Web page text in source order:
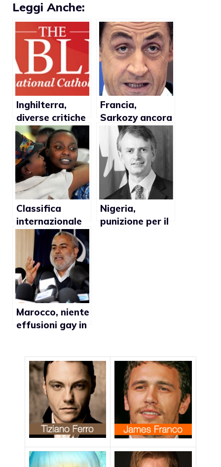
Leggi Anche:
Inghilterra,
diverse critiche
della Chiesa
verso
l’approvazione
del matrimonio
gay
Francia,
Sarkozy ancora
contro
matrimonio gay
Classifica
internazionale
delle storie
LGBT del 2011
Nigeria,
punizione per il
Marocco, niente
effusioni gay in